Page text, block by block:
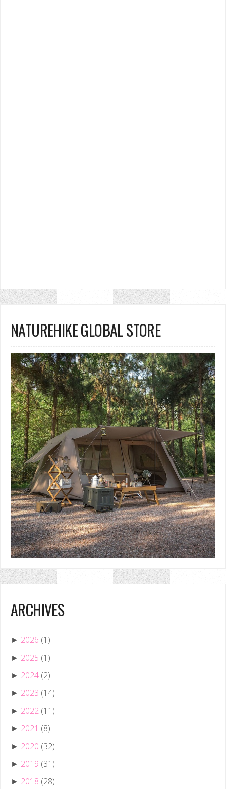
NATUREHIKE GLOBAL STORE
ARCHIVES
► 2026 (1)
► 2025 (1)
► 2024 (2)
► 2023 (14)
► 2022 (11)
► 2021 (8)
► 2020 (32)
► 2019 (31)
► 2018 (28)